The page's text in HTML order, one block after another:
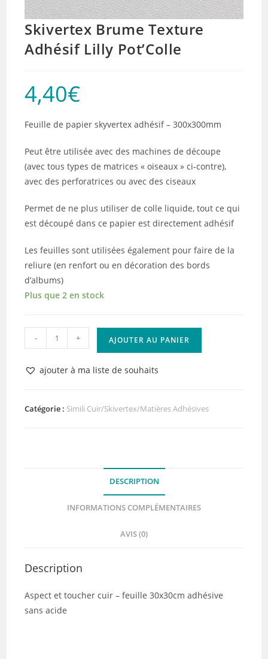
Skivertex Brume Texture
Adhésif Lilly Pot’Colle
4,40€
Feuille de papier skyvertex adhésif – 300x300mm
Peut être utilisée avec des machines de découpe
(avec tous types de matrices « oiseaux » ci-contre),
avec des perforatrices ou avec des ciseaux
Permet de ne plus utiliser de colle liquide, tout ce qui
est découpé dans ce papier est directement adhésif
Les feuilles sont utilisées également pour faire de la
reliure (en renfort ou en décoration des bords
d’albums)
Plus que 2 en stock
quantité
de
Skivertex
Brume
Adhésif
- + AJOUTER AU PANIER
ajouter à ma liste de souhaits
Catégorie : Simili Cuir/Skivertex/Matières Adhésives
DESCRIPTION
INFORMATIONS COMPLÉMENTAIRES
AVIS (0)
Description
Aspect et toucher cuir – feuille 30x30cm adhésive
sans acide